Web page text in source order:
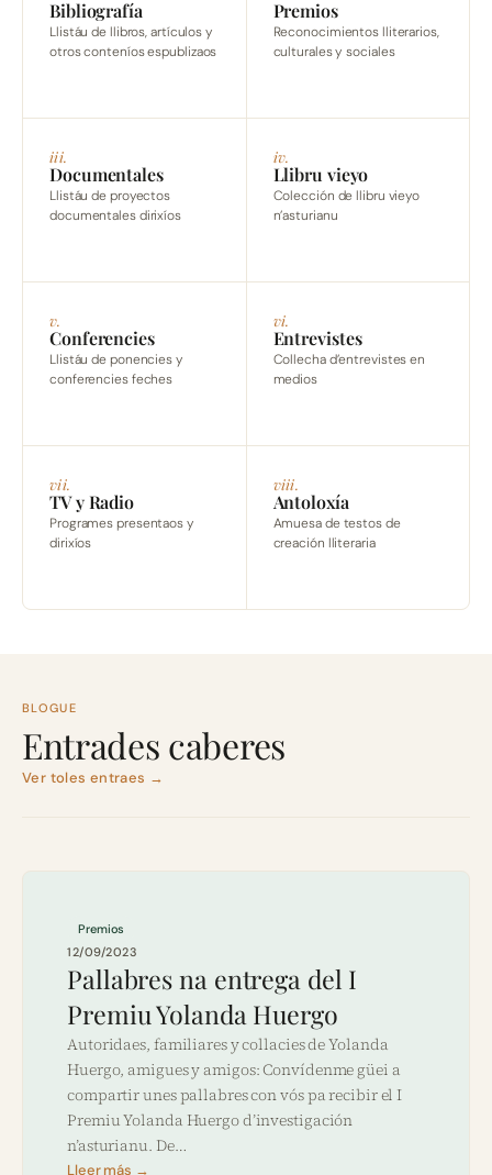
Bibliografía
Llistáu de llibros, artículos y
otros conteníos espublizaos
Premios
Reconocimientos lliterarios,
culturales y sociales
iii.
Documentales
Llistáu de proyectos
documentales dirixíos
iv.
Llibru vieyo
Colección de llibru vieyo
n’asturianu
v.
Conferencies
Llistáu de ponencies y
conferencies feches
vi.
Entrevistes
Collecha d’entrevistes en
medios
vii.
TV y Radio
Programes presentaos y
dirixíos
viii.
Antoloxía
Amuesa de testos de
creación lliteraria
BLOGUE
Entrades caberes
Ver toles entraes →
Premios
12/09/2023
Pallabres na entrega del I
Premiu Yolanda Huergo
Autoridaes, familiares y collacies de Yolanda
Huergo, amigues y amigos: Convídenme güei a
compartir unes pallabres con vós pa recibir el I
Premiu Yolanda Huergo d’investigación
n’asturianu. De…
Lleer más →